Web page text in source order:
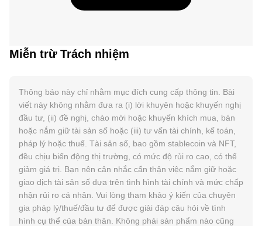
Miễn trừ Trách nhiệm
Thông báo này chỉ nhằm mục đích cung cấp thông tin. Bài
viết này không nhằm đưa ra (i) lời khuyên hoặc khuyến nghị
đầu tư, (ii) đề nghị, chào mời hoặc khuyến khích mua, bán
hoặc nắm giữ tài sản số hoặc (iii) tư vấn tài chính, kế toán,
pháp lý hoặc thuế. Tài sản số, bao gồm stablecoin và NFT,
đều chịu biến động thị trường, có mức độ rủi ro cao, có thể
giảm giá trị. Bạn nên cân nhắc cẩn thận việc nắm giữ hoặc
giao dịch tài sản số dựa trên tình hình tài chính và mức chấp
nhận rủi ro cá nhân. Vui lòng tham khảo ý kiến của chuyên
gia pháp lý/thuế/đầu tư để được giải đáp câu hỏi về tình
hình cụ thể của bản thân. Không phải sản phẩm nào cũng